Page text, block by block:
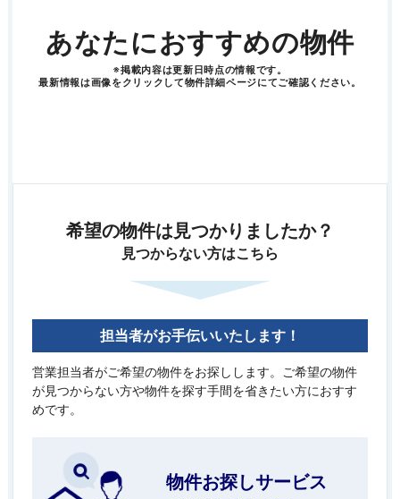
あなたにおすすめの物件
※掲載内容は更新日時点の情報です。
最新情報は画像をクリックして物件詳細ページにてご確認ください。
希望の物件は見つかりましたか？
見つからない方はこちら
担当者がお手伝いいたします！
営業担当者がご希望の物件をお探しします。ご希望の物件
が見つからない方や物件を探す手間を省きたい方におすす
めです。
物件お探しサービス